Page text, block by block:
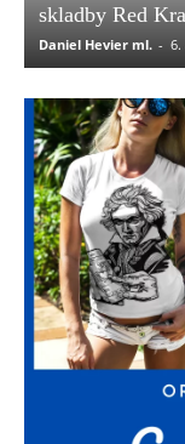
skladby Red
Daniel Hevier ml. - 6.